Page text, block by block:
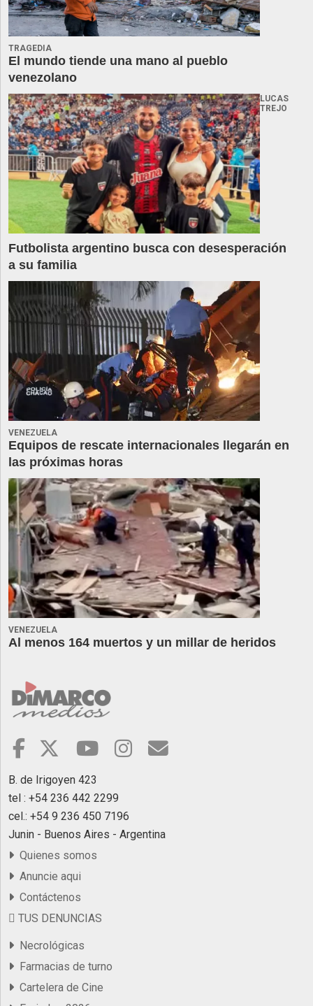
TRAGEDIA
El mundo tiende una mano al pueblo
venezolano
LUCAS
TREJO
Futbolista argentino busca con desesperación
a su familia
VENEZUELA
Equipos de rescate internacionales llegarán en
las próximas horas
VENEZUELA
Al menos 164 muertos y un millar de heridos
B. de Irigoyen 423
tel : +54 236 442 2299
cel.: +54 9 236 450 7196
Junin - Buenos Aires - Argentina
Quienes somos
Anuncie aqui
Contáctenos
TUS DENUNCIAS
Necrológicas
Farmacias de turno
Cartelera de Cine